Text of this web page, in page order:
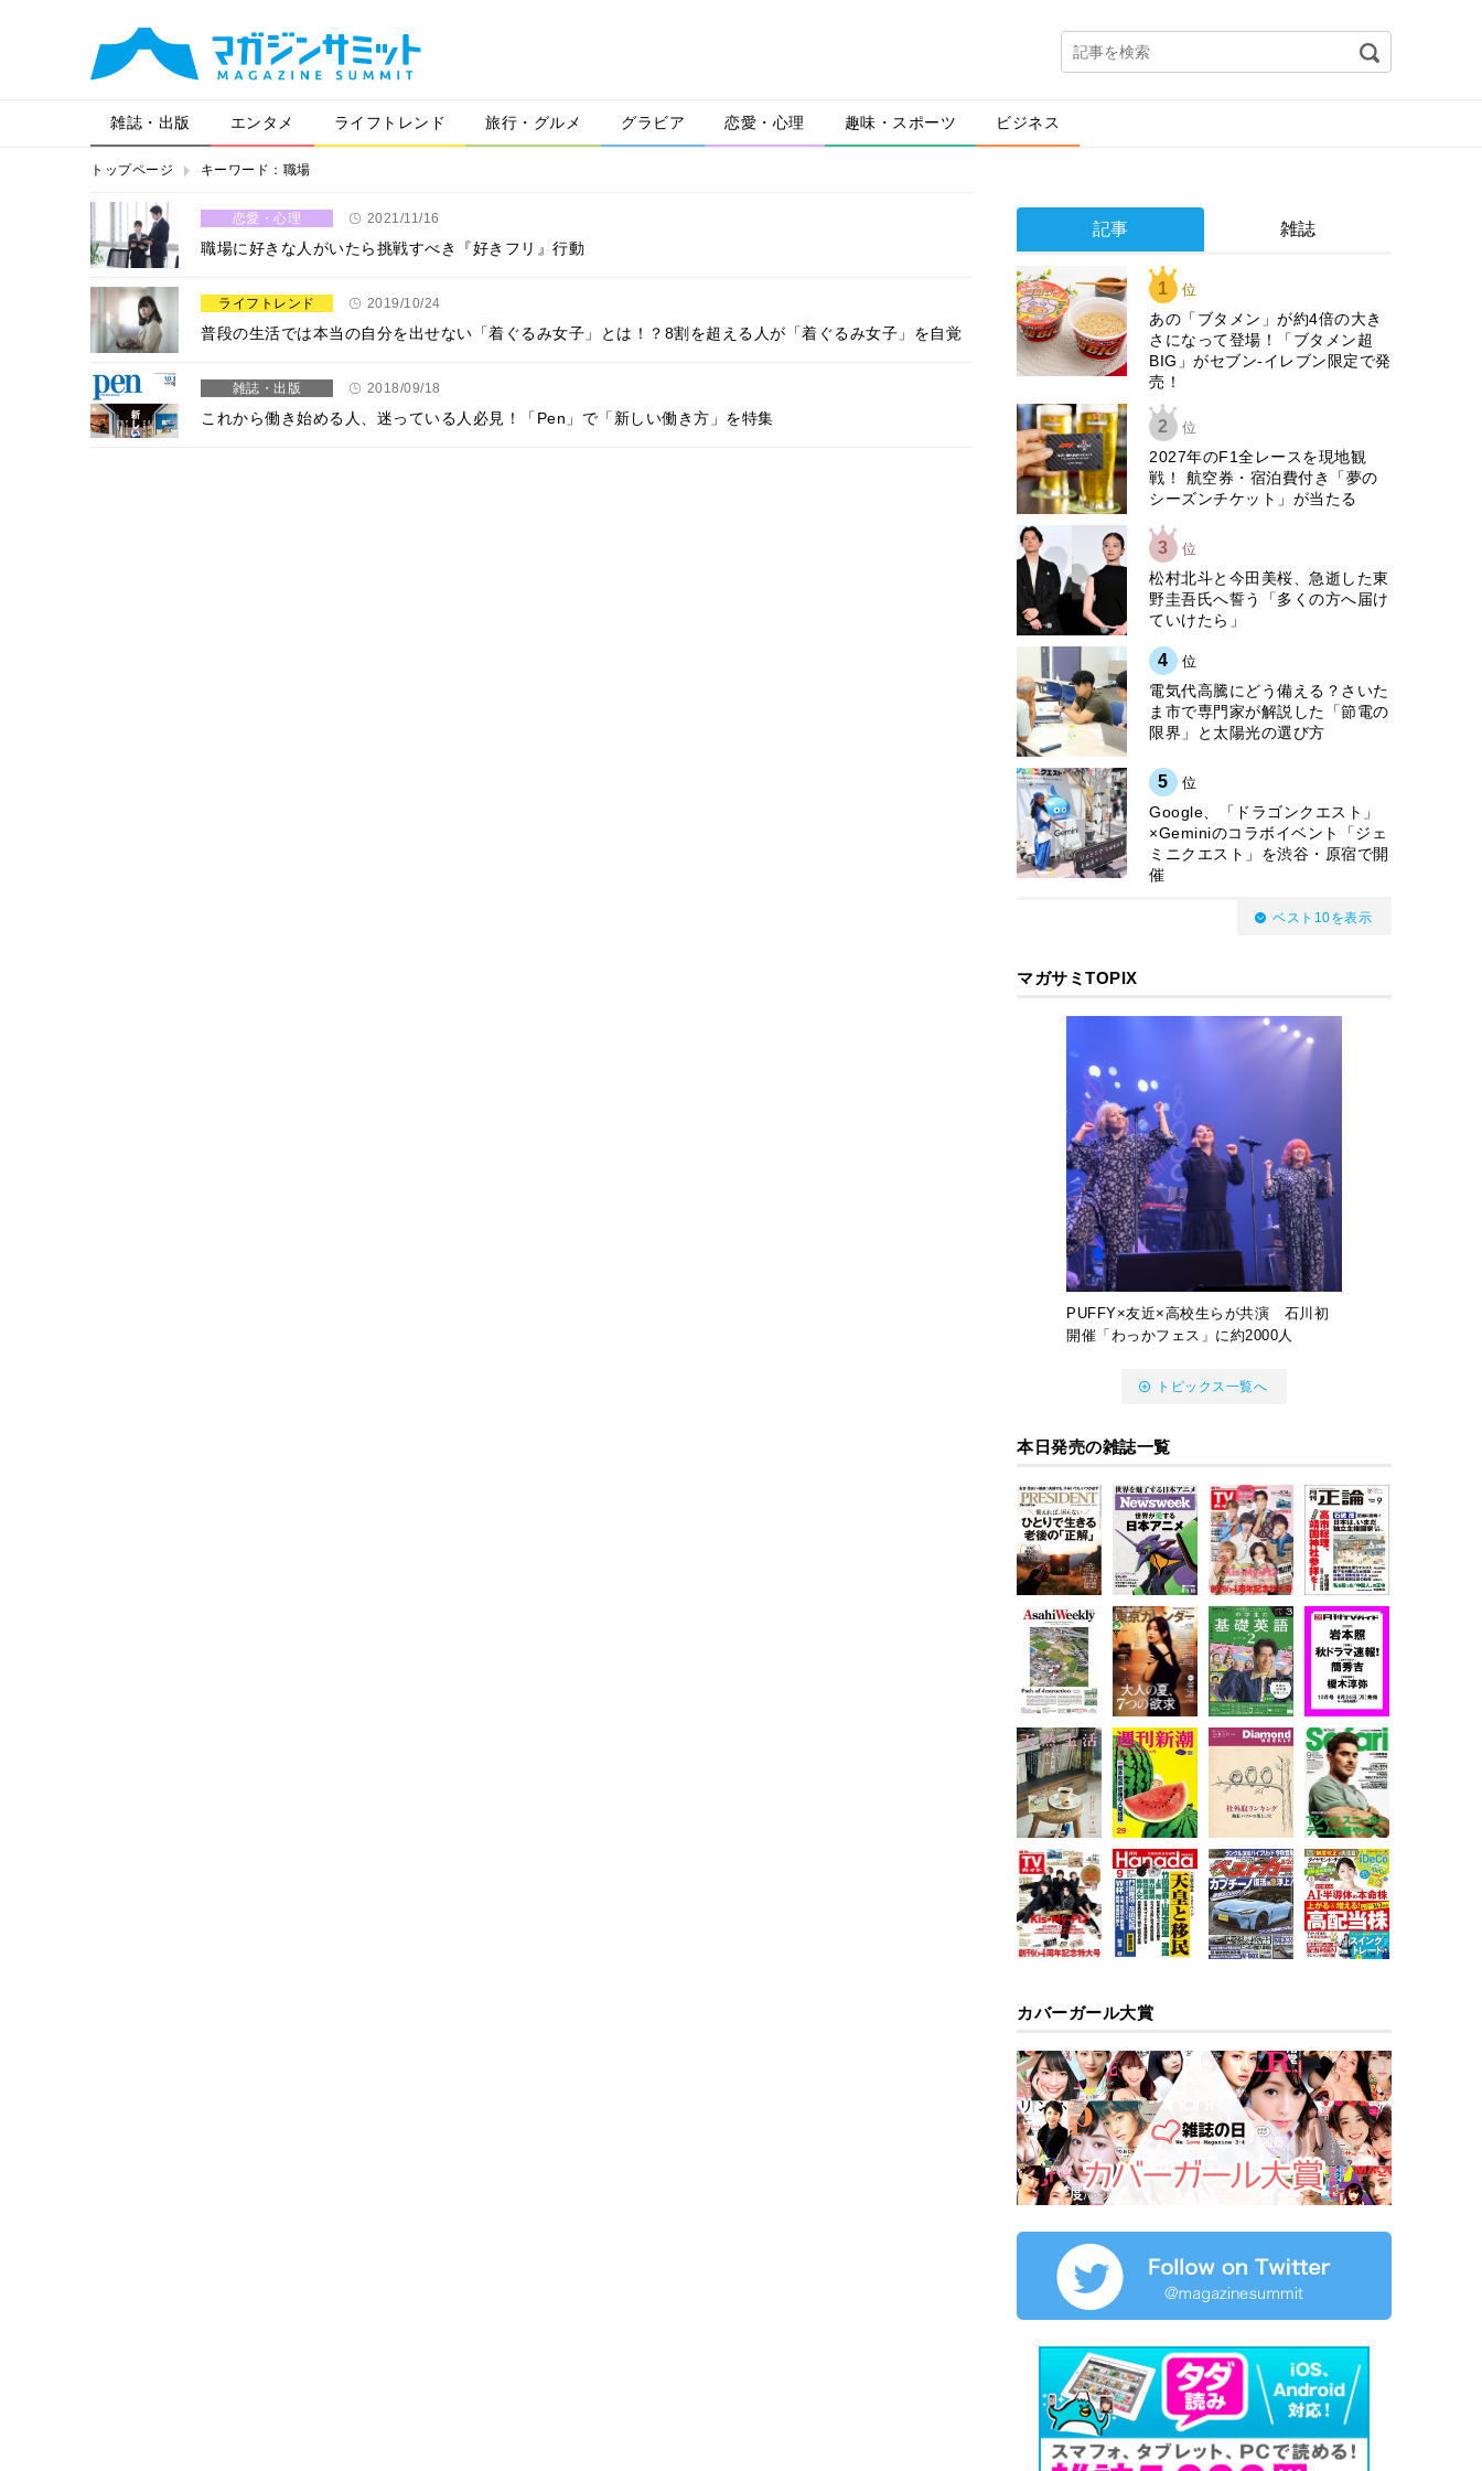
雑誌・出版 エンタメ ライフトレンド 旅行・グルメ グラビア 恋愛・心理 趣味・スポーツ ビジネス
トップページ キーワード：職場
恋愛・心理 2021/11/16
職場に好きな人がいたら挑戦すべき『好きフリ』行動
ライフトレンド 2019/10/24
普段の生活では本当の自分を出せない「着ぐるみ女子」とは！？8割を超える人が「着ぐるみ女子」を自覚
雑誌・出版 2018/09/18
これから働き始める人、迷っている人必見！「Pen」で「新しい働き方」を特集
記事 雑誌
1 位
あの「ブタメン」が約4倍の大き
さになって登場！「ブタメン超
BIG」がセブン‐イレブン限定で発
売！
2 位
2027年のF1全レースを現地観
戦！ 航空券・宿泊費付き「夢の
シーズンチケット」が当たる
3 位
松村北斗と今田美桜、急逝した東
野圭吾氏へ誓う「多くの方へ届け
ていけたら」
4 位
電気代高騰にどう備える？さいた
ま市で専門家が解説した「節電の
限界」と太陽光の選び方
5 位
Google、「ドラゴンクエスト」
×Geminiのコラボイベント「ジェ
ミニクエスト」を渋谷・原宿で開
催
ベスト10を表示
マガサミTOPIX
PUFFY×友近×高校生らが共演 石川初
開催「わっかフェス」に約2000人
トピックス一覧へ
本日発売の雑誌一覧
カバーガール大賞